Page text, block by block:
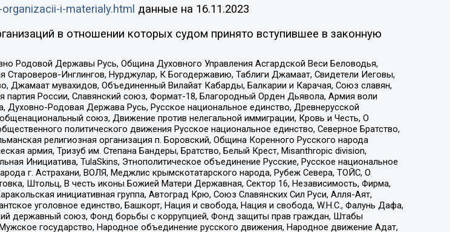
i-materialy.html данные на 16.11.2023
в отношении которых судом принято вступившее в законную
Родовой Державы Русь, Община Духовного Управления Асгардской Веси Беловодья,
Инглингов, Нурджулар, К Богодержавию, Таблиги Джамаат, Свидетели Иеговы,
Джамаат мувахидов, Объединенный Вилайат Кабарды, Балкарии и Карачая, Союз славян,
России, Славянский союз, Формат-18, Благородный Орден Дьявола, Армия воли
Духовно-Родовая Держава Русь, Русское национальное единство, Древнерусской
союз, Движение против нелегальной иммиграции, Кровь и Честь, О
политического движения Русское национальное единство, Северное Братство,
религиозная организация п. Боровский, Община Коренного Русского народа
армия, Тризуб им. Степана Бандеры, Братство, Белый Крест, Misanthropic division,
Инициатива, TulaSkins, Этнополитическое объединение Русские, Русское национальное
г. Астрахани, ВОЛЯ, Меджлис крымскотатарского народа, Рубеж Севера, ТОЙС, О
Штольц, В честь иконы Божией Матери Державная, Сектор 16, Независимость, Фирма,
инициативная группа, Автоград Крю, Союз Славянских Сил Руси, Алля-Аят,
уголовное единство, Башкорт, Нация и свобода, Нация и свобода, W.H.С., Фалунь Дафа,
державный союз, Фонд борьбы с коррупцией, Фонд защиты прав граждан, Штабы
государство, Народное объединение русского движения, Народное движение Адат,